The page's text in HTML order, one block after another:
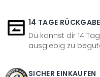
14 TAGE
Du kannst dir 14
ausgiebig zu
SICHER EINKAUFEN